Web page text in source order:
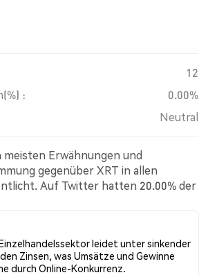
12
:
0.00%
Neutral
meisten Erwähnungen und
gegenüber XRT in allen
Auf Twitter hatten 20.00% der
leidet unter sinkender
Zinsen, was Umsätze und Gewinne
durch Online-Konkurrenz.